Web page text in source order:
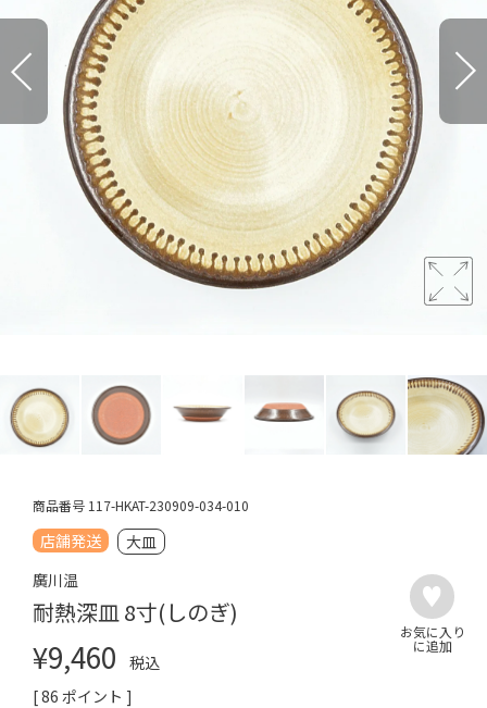
商品番号 117-HKAT-230909-034-010
店舗発送
大皿
廣川温
耐熱深皿 8寸(しのぎ)
¥9,460
税込
[86 ポイント ]